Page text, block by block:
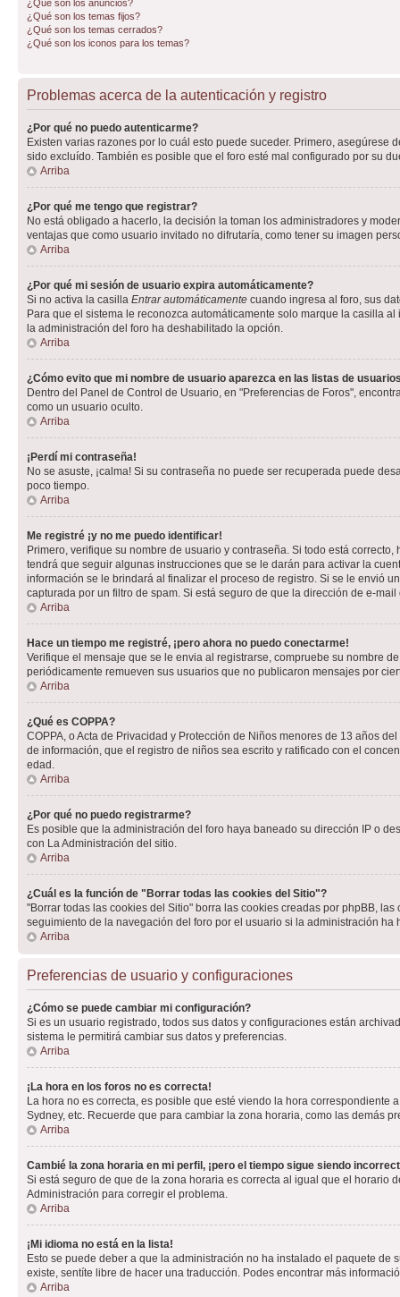
¿Qué son los anuncios?
¿Qué son los temas fijos?
¿Qué son los temas cerrados?
¿Qué son los iconos para los temas?
Problemas acerca de la autenticación y registro
¿Por qué no puedo autenticarme?
Existen varias razones por lo cuál esto puede suceder. Primero,
sido excluído. También es posible que el foro esté mal configurado por su
Arriba
¿Por qué me tengo que registrar?
No está obligado a hacerlo, la decisión la toman los administradores y
ventajas que como usuario invitado no difrutaría, como tener su imagen
Arriba
¿Por qué mi sesión de usuario expira automáticamente?
Si no activa la casilla Entrar automáticamente cuando ingresa al foro, sus
Para que el sistema le reconozca automáticamente solo marque la casilla
la administración del foro ha deshabilitado la opción.
Arriba
¿Cómo evito que mi nombre de usuario aparezca en las listas de
Dentro del Panel de Control de Usuario, en "Preferencias de Foros",
como un usuario oculto.
Arriba
¡Perdí mi contraseña!
No se asuste, ¡calma! Si su contraseña no puede ser recuperada puede
poco tiempo.
Arriba
Me registré ¡y no me puedo identificar!
Primero, verifique su nombre de usuario y contraseña. Si todo está
tendrá que seguir algunas instrucciones que se le darán para activar la
información se le brindará al finalizar el proceso de registro. Si se le envió
capturada por un filtro de spam. Si está seguro de que la dirección de e-
Arriba
Hace un tiempo me registré, ¡pero ahora no puedo conectarme!
Verifique el mensaje que se le envia al registrarse, compruebe su nombre
periódicamente remueven sus usuarios que no publicaron mensajes por
Arriba
¿Qué es COPPA?
COPPA, o Acta de Privacidad y Protección de Niños menores de 13 años
de información, que el registro de niños sea escrito y ratificado con el
edad.
Arriba
¿Por qué no puedo registrarme?
Es posible que la administración del foro haya baneado su dirección IP o
con La Administración del sitio.
Arriba
¿Cuál es la función de "Borrar todas las cookies del Sitio"?
"Borrar todas las cookies del Sitio" borra las cookies creadas por phpBB,
seguimiento de la navegación del foro por el usuario si la administración
Arriba
Preferencias de usuario y configuraciones
¿Cómo se puede cambiar mi configuración?
Si es un usuario registrado, todos sus datos y configuraciones están
sistema le permitirá cambiar sus datos y preferencias.
Arriba
¡La hora en los foros no es correcta!
La hora no es correcta, es posible que esté viendo la hora
Sydney, etc. Recuerde que para cambiar la zona horaria, como las demás
Arriba
Cambié la zona horaria en mi perfil, ¡pero el tiempo sigue siendo
Si está seguro de que de la zona horaria es correcta al igual que el horario
Administración para corregir el problema.
Arriba
¡Mi idioma no está en la lista!
Esto se puede deber a que la administración no ha instalado el paquete
existe, sentíte libre de hacer una traducción. Podes encontrar más
Arriba